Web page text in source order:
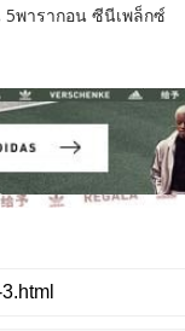
พารากอน ซีนีเพล็กซ์